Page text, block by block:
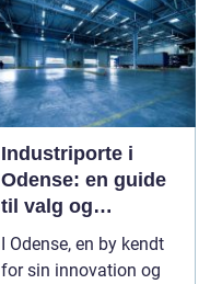
Industriporte i
Odense: en guide
til valg og
installation
I Odense, en by kendt
for sin innovation og